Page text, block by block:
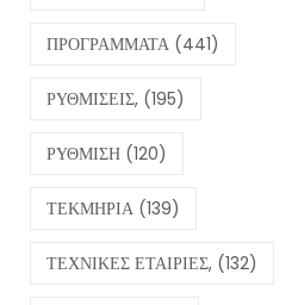
ΠΡΟΓΡΑΜΜΑΤΑ (441)
ΡΥΘΜΙΣΕΙΣ, (195)
ΡΥΘΜΙΣΗ (120)
ΤΕΚΜΗΡΙΑ (139)
ΤΕΧΝΙΚΕΣ ΕΤΑΙΡΙΕΣ, (132)